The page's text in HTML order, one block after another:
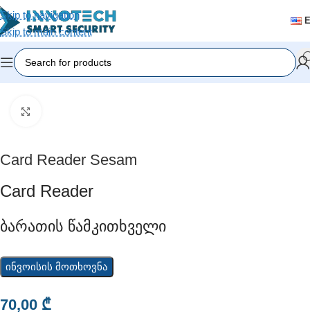
Skip to navigation
Skip to main content
Home/Accessories
Card Reader Sesam
Card Reader
Ბარათის Წამკითხველი
ინვოისის მოთხოვნა
70,00 ₾